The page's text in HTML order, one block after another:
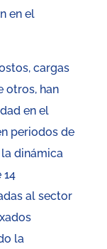
en el
cargas
otros, han
en el
periodos de
dinámica
al sector
la